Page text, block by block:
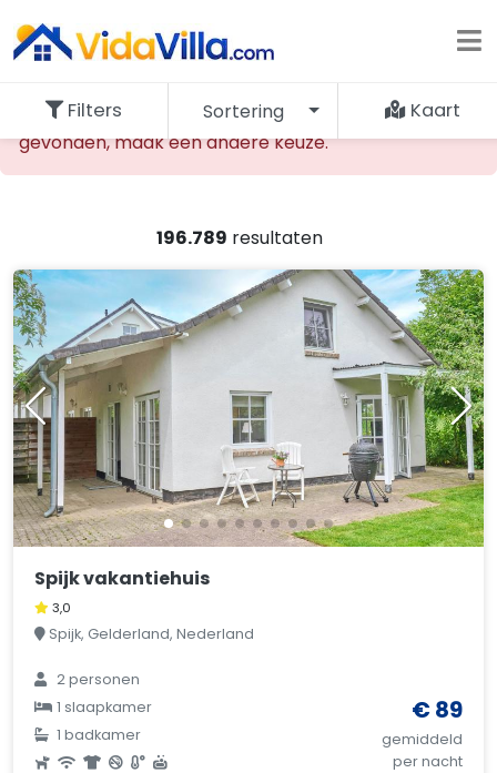
De opgevraagde accommodatie kan niet worden
gevonden, maak een andere keuze.
196.789 resultaten
Filters Sortering Kaart
Spijk vakantiehuis
3,0
Spijk, Gelderland, Nederland
2 personen
1 slaapkamer
1 badkamer
€ 89
gemiddeld
per nacht